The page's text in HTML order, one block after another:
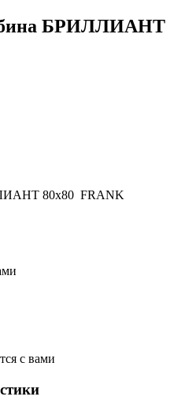
БРИЛЛИАНТ
80х80 FRANK
с вами